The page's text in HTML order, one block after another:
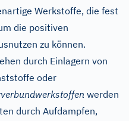
Werkstoffe, die fest
die positiven
zu können.
durch Einlagern von
oder
werden
durch Aufdampfen,